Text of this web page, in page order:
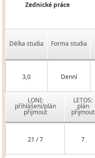
Zednické práce
Délka studia Forma studia
3,0 Denní
LONI:
přihlášení/plán
přijmout
LETOS:
plán
přijmout
21 / 7 7